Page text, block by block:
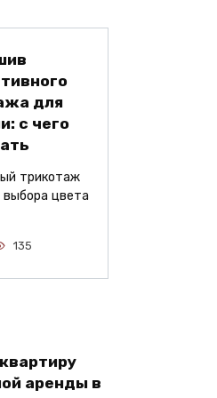
для
с чего
трикотаж
цвета
135
аренды в